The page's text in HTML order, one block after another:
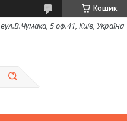
Кошик
вул.В.Чумака, 5 оф.41, Київ, Україна